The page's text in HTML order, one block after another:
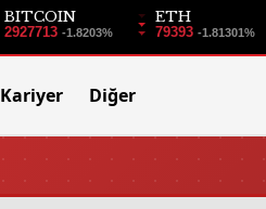
BITCOIN
2927713 -1.8203%
ETH
79393 -1.81301%
Kariyer Diğer